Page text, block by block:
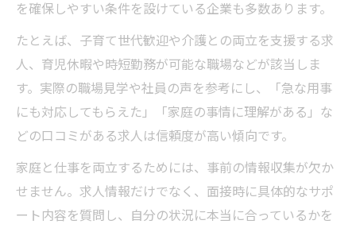
を確保しやすい条件を設けている企業も多数あります。
たとえば、子育て世代歓迎や介護との両立を支援する求
人、育児休暇や時短勤務が可能な職場などが該当しま
す。実際の職場見学や社員の声を参考にし、「急な用事
にも対応してもらえた」「家庭の事情に理解がある」な
どの口コミがある求人は信頼度が高い傾向です。
家庭と仕事を両立するためには、事前の情報収集が欠か
せません。求人情報だけでなく、面接時に具体的なサポ
ート内容を質問し、自分の状況に本当に合っているかを